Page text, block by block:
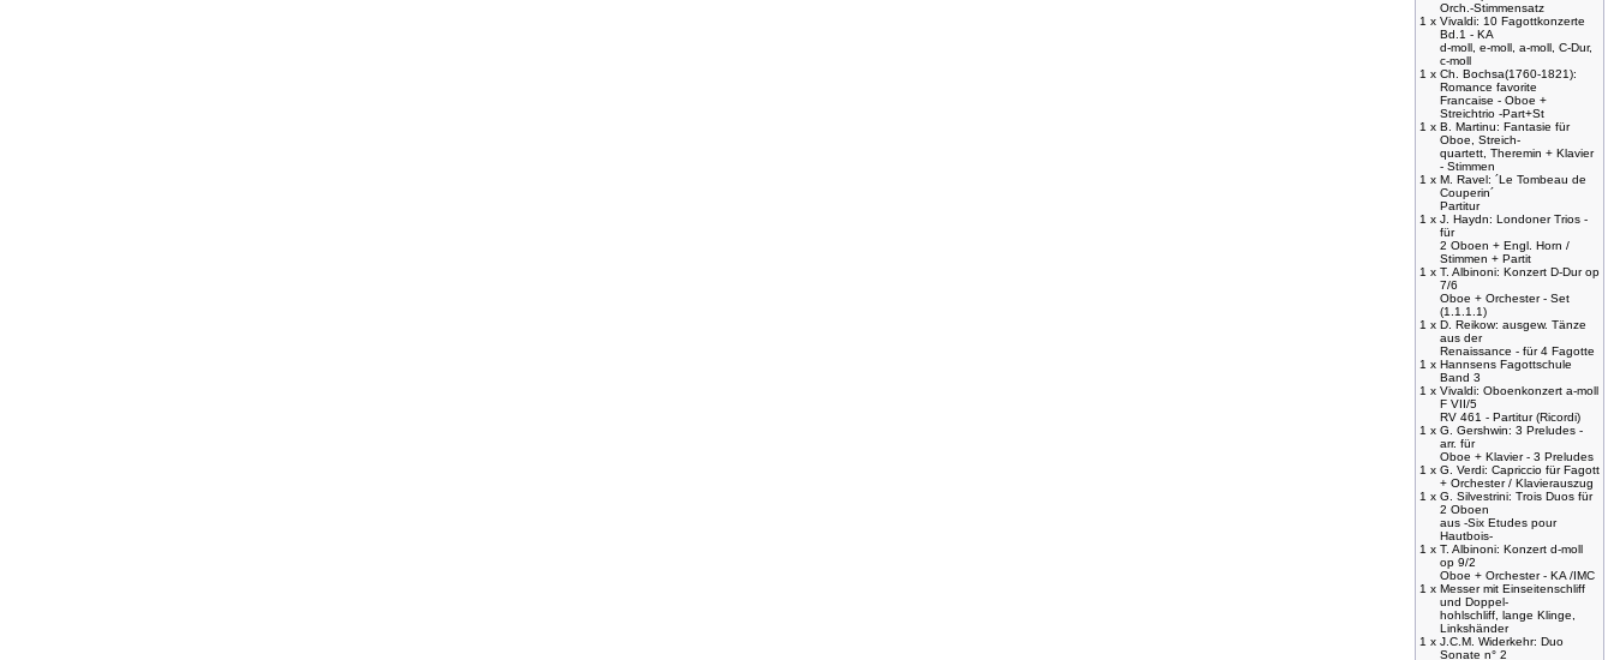
Orch.-Stimmensatz
1 x Vivaldi: 10 Fagottkonzerte
Bd.1 - KA
d-moll, e-moll, a-moll, C-Dur,
c-moll
1 x Ch. Bochsa(1760-1821):
Romance favorite
Francaise - Oboe +
Streichtrio -Part+St
1 x B. Martinu: Fantasie für
Oboe, Streich-
quartett, Theremin + Klavier
- Stimmen
1 x M. Ravel: ´Le Tombeau de
Couperin´
Partitur
1 x J. Haydn: Londoner Trios -
für
2 Oboen + Engl. Horn /
Stimmen + Partit
1 x T. Albinoni: Konzert D-Dur op
7/6
Oboe + Orchester - Set
(1.1.1.1)
1 x D. Reikow: ausgew. Tänze
aus der
Renaissance - für 4 Fagotte
1 x Hannsens Fagottschule
Band 3
1 x Vivaldi: Oboenkonzert a-moll
F VII/5
RV 461 - Partitur (Ricordi)
1 x G. Gershwin: 3 Preludes -
arr. für
Oboe + Klavier - 3 Preludes
1 x G. Verdi: Capriccio für Fagott
+ Orchester / Klavierauszug
1 x G. Silvestrini: Trois Duos für
2 Oboen
aus -Six Etudes pour
Hautbois-
1 x T. Albinoni: Konzert d-moll
op 9/2
Oboe + Orchester - KA /IMC
1 x Messer mit Einseitenschliff
und Doppel-
hohlschliff, lange Klinge,
Linkshänder
1 x J.C.M. Widerkehr: Duo
Sonate n° 2